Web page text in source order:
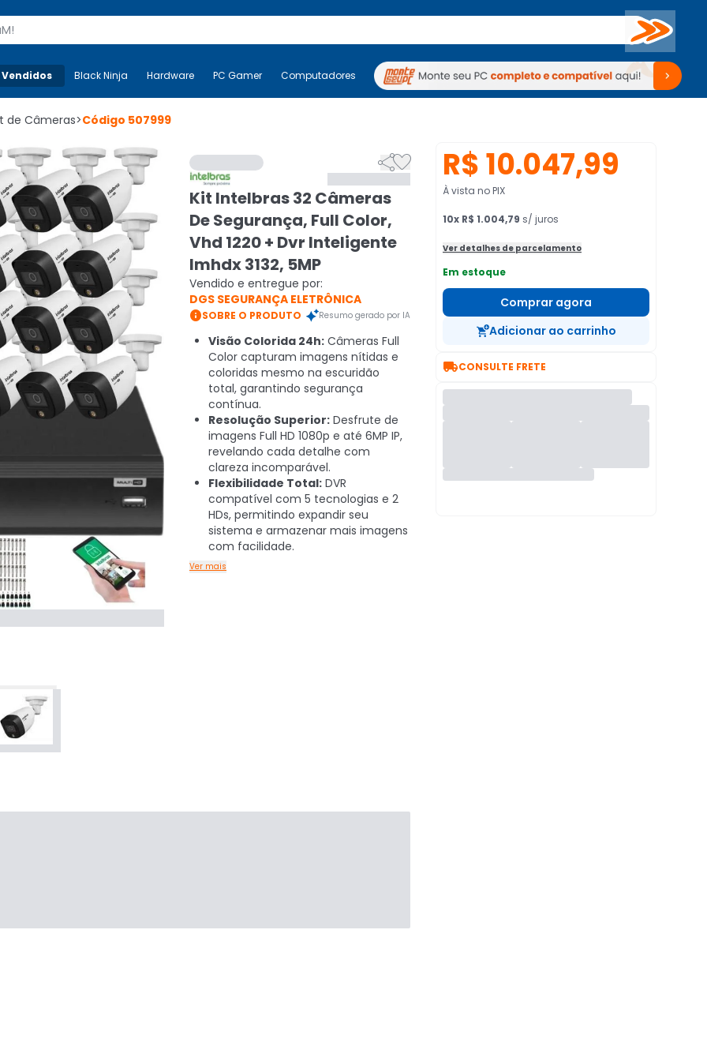
Buscar
Mais-v- Black Ninja Hardware PC Gamer Computadores Periféricos TV Venda no KaBuM!
Black Ninja Hardware PC Gamer Computadores Periféricos TV Venda no KaBuM!
de Câmeras>Código 507999

Kit Intelbras 32 Câmeras
De Segurança, Full Color,
Vhd 1220 + Dvr Inteligente
Imhdx 3132, 5MP
Vendido e entregue por:
DGS SEGURANÇA ELETRÔNICA
SOBRE O PRODUTO Resumo gerado por IA
Visão Colorida 24h: Câmeras Full
Color capturam imagens nítidas e
coloridas mesmo na escuridão
total, garantindo segurança
contínua.
Resolução Superior: Desfrute de
imagens Full HD 1080p e até 6MP IP,
revelando cada detalhe com
clareza incomparável.
Flexibilidade Total: DVR
compatível com 5 tecnologias e 2
HDs, permitindo expandir seu
sistema e armazenar mais imagens
com facilidade.
Ver mais
R$ 10.047,99
À vista no PIX
10x R$ 1.004,79 s/ juros
Ver detalhes de parcelamento
Em estoque
Comprar agora
Adicionar ao carrinho
CONSULTE FRETE